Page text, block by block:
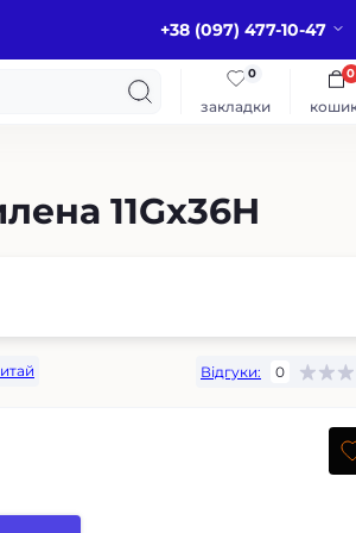
+38 (097) 477-10-47
закладки
0 0
11Gх36H
Відгуки: 0